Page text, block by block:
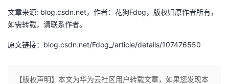
的
程
我
认
的
我
技
术
支
的
云
声
文章来源: blog.csdn.net，作者：花狗Fdog，版权归原作者所有，
如需转载，请联系作者。
原文链接：blog.csdn.net/Fdog_/article/details/107476550
【版权声明】本文为华为云社区用户转载文章，如果您发现本